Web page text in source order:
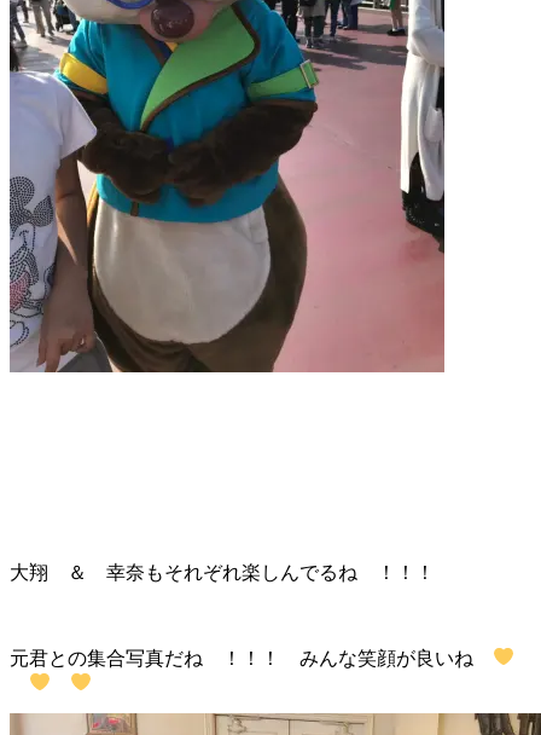
大翔 ＆ 幸奈もそれぞれ楽しんでるね ！！！
元君との集合写真だね ！！！ みんな笑顔が良いね